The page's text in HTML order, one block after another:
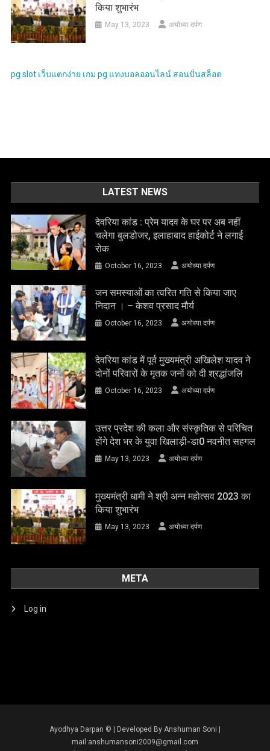
किया शुभारंभ
May 13, 2023 अयोध्या दर्पण
pg slot เว็บแตกง่าย เกม pg แทงบอลออนไลน์ สอนปั่นสล็อต
LATEST NEWS
देवरिया कांड : प्रेम यादव के घर पर अब नहीं
चलेगा बुलडोजर, इलाहाबाद हाईकोर्ट ने लगाई
रोक
October 16, 2023 अयोध्या दर्पण
जन समस्याओं का त्वरित गति से किया जाए
निदान । – केशव प्रसाद मौर्य
October 16, 2023 अयोध्या दर्पण
देवरिया कांड में पूर्व मुख्यमंत्री अखिलेश यादव ने
दोनों परिवारों के मृतक जनों को दी श्रद्धांजलि
October 16, 2023 अयोध्या दर्पण
उत्तर प्रदेश की कला और संस्कृतिक से परिचित
होंगे देश भर के युवा खिलाड़ी-डा0 नवनीत सहगल
May 13, 2023 अयोध्या दर्पण
मुख्यमंत्री धामी ने श्री अन्न महोत्सव 2023 का
किया शुभारंभ
May 13, 2023 अयोध्या दर्पण
META
Log in